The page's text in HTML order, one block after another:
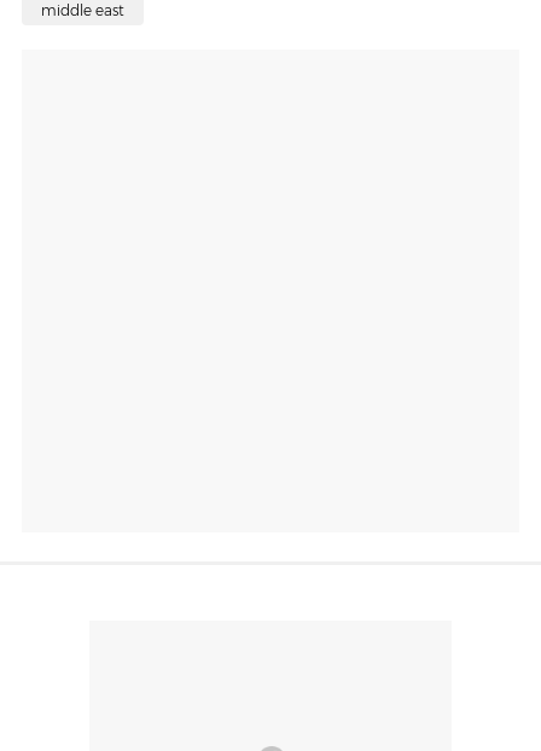
middle east